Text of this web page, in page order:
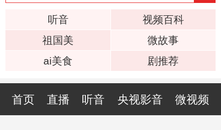
听音
视频百科
祖国美
微故事
ai美食
剧推荐
首页 直播 听音 央视影音 微视频